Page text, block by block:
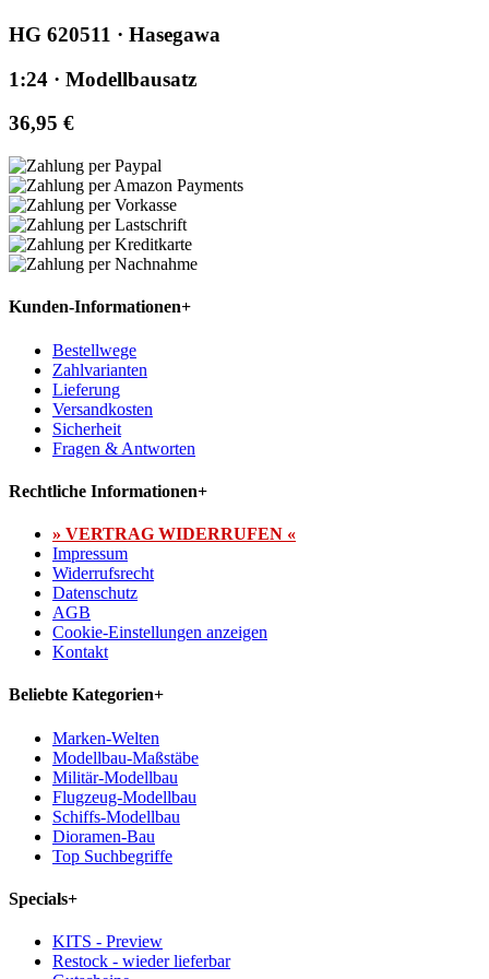
HG 620511 · Hasegawa
1:24 · Modellbausatz
36,95 €
Kunden-Informationen+
Bestellwege
Zahlvarianten
Lieferung
Versandkosten
Sicherheit
Fragen & Antworten
Rechtliche Informationen+
» VERTRAG WIDERRUFEN «
Impressum
Widerrufsrecht
Datenschutz
AGB
Cookie-Einstellungen anzeigen
Kontakt
Beliebte Kategorien+
Marken-Welten
Modellbau-Maßstäbe
Militär-Modellbau
Flugzeug-Modellbau
Schiffs-Modellbau
Dioramen-Bau
Top Suchbegriffe
Specials+
KITS - Preview
Restock - wieder lieferbar